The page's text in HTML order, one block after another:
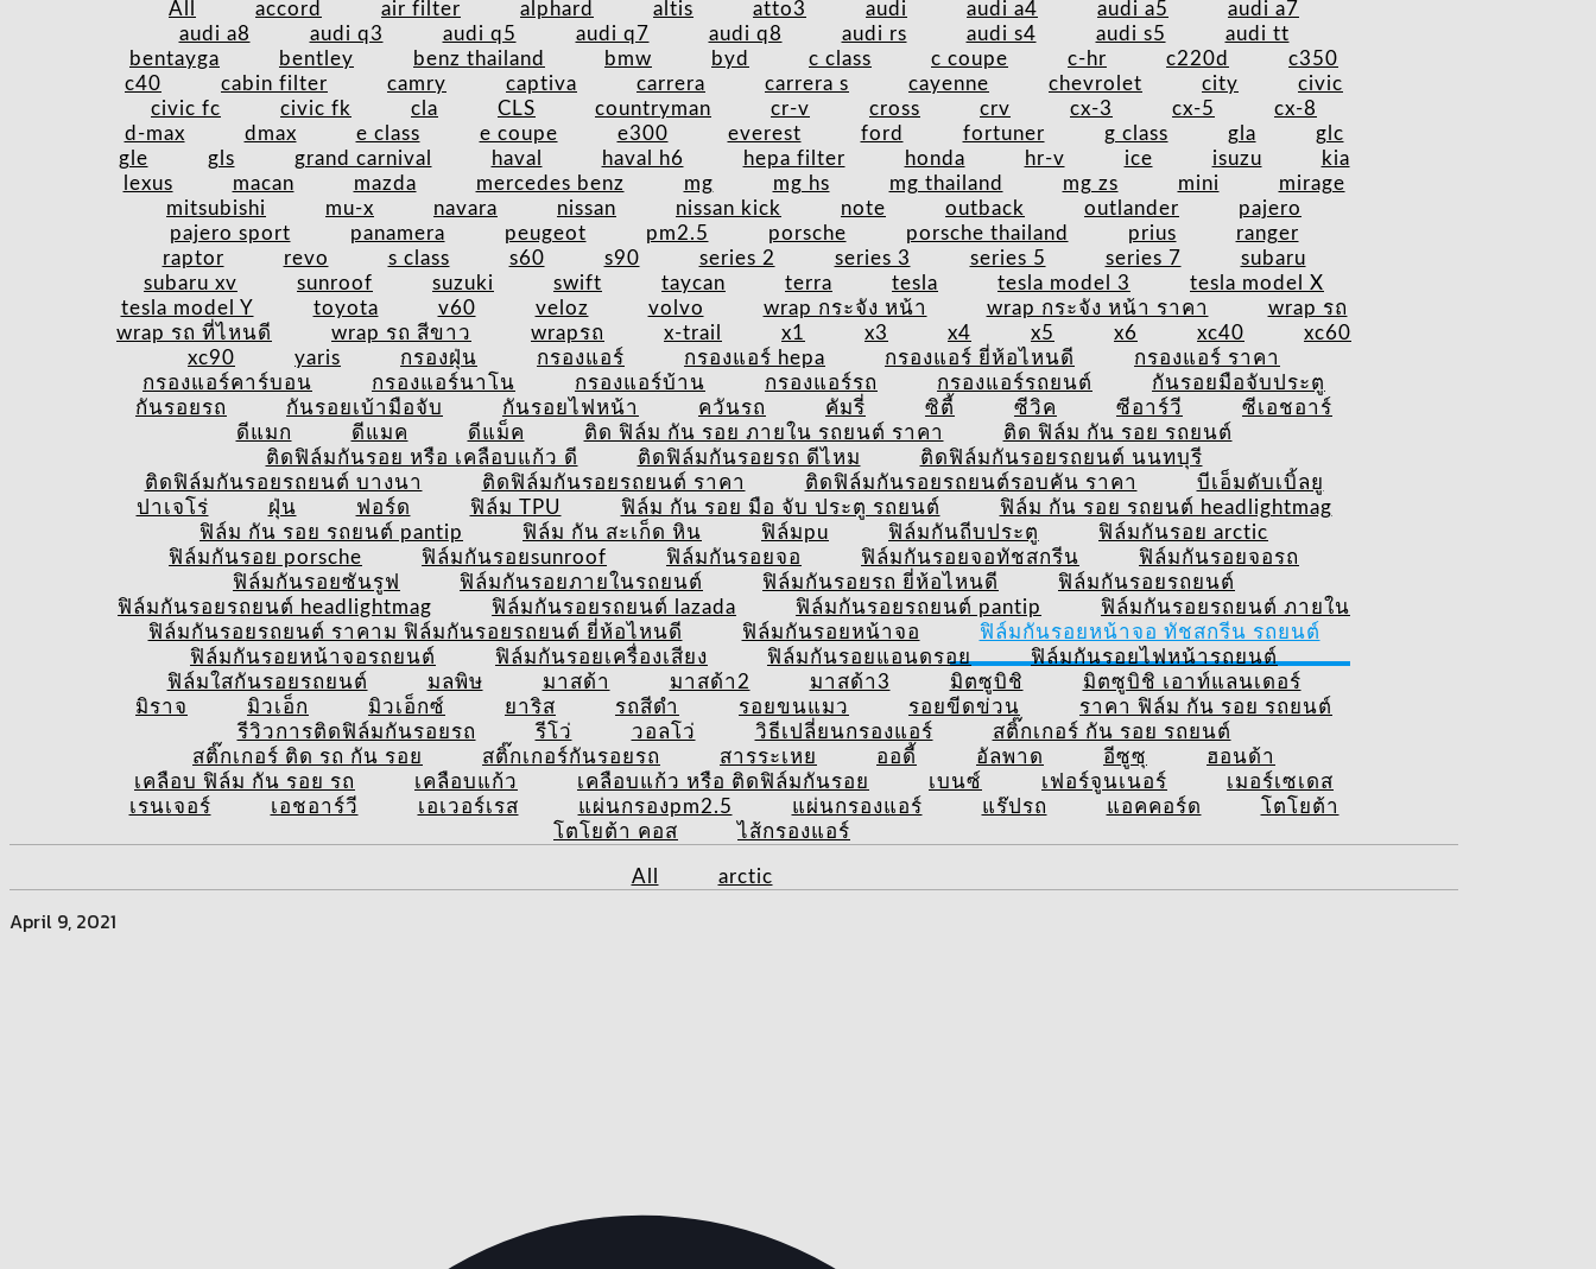
All accord air filter alphard altis atto3 audi audi a4 audi a5
audi a7
audi a8
audi q3 audi q5 audi q7 audi q8 audi rs audi s4 audi s5
audi tt
bentayga
bentley benz thailand bmw byd c class c coupe c-hr c220d
c350
c40
cabin filter camry captiva carrera carrera s cayenne chevrolet city
civic
civic fc
civic fk cla CLS countryman cr-v cross crv cx-3 cx-5
cx-8
d-max
dmax e class e coupe e300 everest ford fortuner g class gla
glc
gle
gls grand carnival haval haval h6 hepa filter honda hr-v ice isuzu
kia
lexus
macan mazda mercedes benz mg mg hs mg thailand mg zs mini
mirage
mitsubishi
mu-x navara nissan nissan kick note outback outlander
pajero
pajero sport
panamera peugeot pm2.5 porsche porsche thailand prius
ranger
raptor
revo s class s60 s90 series 2 series 3 series 5 series 7
subaru
subaru xv
sunroof suzuki swift taycan terra tesla tesla model 3
tesla model X
tesla model Y
toyota v60 veloz volvo wrap กระจัง หน้า wrap กระจัง หน้า ราคา
wrap รถ
wrap รถ ที่ไหนดี
wrap รถ สีขาว wrapรถ x-trail x1 x3 x4 x5 x6 xc40
xc60
xc90
yaris กรองฝุ่น กรองแอร์ กรองแอร์ hepa กรองแอร์ ยี่ห้อไหนดี
กรองแอร์ ราคา
กรองแอร์คาร์บอน
กรองแอร์นาโน กรองแอร์บ้าน กรองแอร์รถ กรองแอร์รถยนต์
กันรอยมือจับประตู
กันรอยรถ
กันรอยเบ้ามือจับ กันรอยไฟหน้า ควันรถ คัมรี่ ซิตี้ ซีวิค ซีอาร์วี
ซีเอชอาร์
ดีแมก
ดีแมค ดีแม็ค ติด ฟิล์ม กัน รอย ภายใน รถยนต์ ราคา
ติด ฟิล์ม กัน รอย รถยนต์
ติดฟิล์มกันรอย หรือ เคลือบแก้ว ดี
ติดฟิล์มกันรอยรถ ดีไหม
ติดฟิล์มกันรอยรถยนต์ นนทบุรี
ติดฟิล์มกันรอยรถยนต์ บางนา
ติดฟิล์มกันรอยรถยนต์ ราคา ติดฟิล์มกันรอยรถยนต์รอบคัน ราคา
บีเอ็มดับเบิ้ลยู
ปาเจโร่
ฝุ่น ฟอร์ด ฟิล์ม TPU ฟิล์ม กัน รอย มือ จับ ประตู รถยนต์
ฟิล์ม กัน รอย รถยนต์ headlightmag
ฟิล์ม กัน รอย รถยนต์ pantip
ฟิล์ม กัน สะเก็ด หิน ฟิล์มpu ฟิล์มกันถีบประตู
ฟิล์มกันรอย arctic
ฟิล์มกันรอย porsche
ฟิล์มกันรอยsunroof ฟิล์มกันรอยจอ ฟิล์มกันรอยจอทัชสกรีน
ฟิล์มกันรอยจอรถ
ฟิล์มกันรอยซันรูฟ
ฟิล์มกันรอยภายในรถยนต์ ฟิล์มกันรอยรถ ยี่ห้อไหนดี
ฟิล์มกันรอยรถยนต์
ฟิล์มกันรอยรถยนต์ headlightmag
ฟิล์มกันรอยรถยนต์ lazada ฟิล์มกันรอยรถยนต์ pantip
ฟิล์มกันรอยรถยนต์ ภายใน
ฟิล์มกันรอยรถยนต์ ราคาม ฟิล์มกันรอยรถยนต์ ยี่ห้อไหนดี
ฟิล์มกันรอยหน้าจอ
ฟิล์มกันรอยหน้าจอ ทัชสกรีน รถยนต์
ฟิล์มกันรอยหน้าจอรถยนต์
ฟิล์มกันรอยเครื่องเสียง ฟิล์มกันรอยแอนดรอย
ฟิล์มกันรอยไฟหน้ารถยนต์
ฟิล์มใสกันรอยรถยนต์
มลพิษ มาสด้า มาสด้า2 มาสด้า3 มิตซูบิชิ
มิตซูบิชิ เอาท์แลนเดอร์
มิราจ
มิวเอ็ก มิวเอ็กซ์ ยาริส รถสีดำ รอยขนแมว รอยขีดข่วน
ราคา ฟิล์ม กัน รอย รถยนต์
รีวิวการติดฟิล์มกันรอยรถ
รีโว่ วอลโว่ วิธีเปลี่ยนกรองแอร์
สติ๊กเกอร์ กัน รอย รถยนต์
สติ๊กเกอร์ ติด รถ กัน รอย
สติ๊กเกอร์กันรอยรถ สารระเหย ออดี้ อัลพาด อีซูซุ
ฮอนด้า
เคลือบ ฟิล์ม กัน รอย รถ
เคลือบแก้ว เคลือบแก้ว หรือ ติดฟิล์มกันรอย เบนซ์ เฟอร์จูนเนอร์
เมอร์เซเดส
เรนเจอร์
เอชอาร์วี เอเวอร์เรส แผ่นกรองpm2.5 แผ่นกรองแอร์ แร๊ปรถ แอคคอร์ด
โตโยต้า
โตโยต้า คอส
ไส้กรองแอร์
All arctic
April 9, 2021